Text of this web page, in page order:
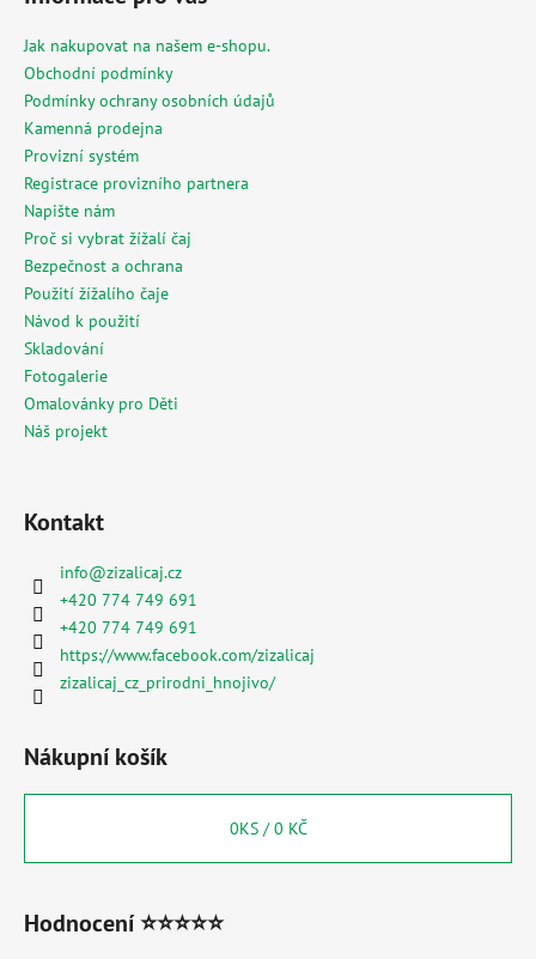
Jak nakupovat na našem e-shopu.
Obchodní podmínky
Podmínky ochrany osobních údajů
Kamenná prodejna
Provizní systém
Registrace provizního partnera
Napište nám
Proč si vybrat žížalí čaj
Bezpečnost a ochrana
Použití žížalího čaje
Návod k použití
Skladování
Fotogalerie
Omalovánky pro Děti
Náš projekt
Kontakt
info@zizalicaj.cz
+420 774 749 691
+420 774 749 691
https://www.facebook.com/zizalicaj
zizalicaj_cz_prirodni_hnojivo/
Nákupní košík
0KS /0 KČ
Hodnocení ⭐⭐⭐⭐⭐